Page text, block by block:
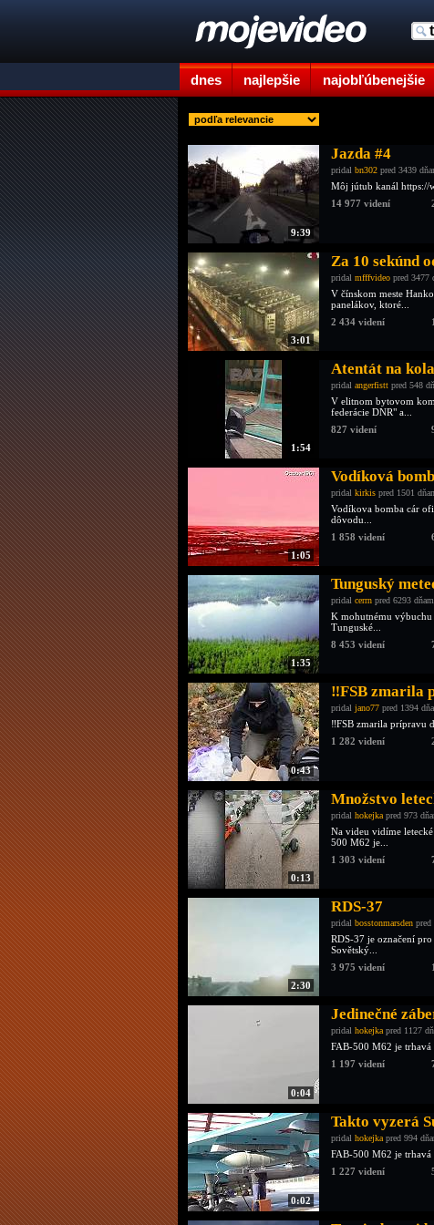
dnes najlepšie najobľúbenejšie
9:39
Jazda #4
pridal bn302 pred 3439
Môj jútub kanál https://
14 977 videní
3:01
Za 10 sekúnd
pridal mfffvideo pred 3477
V čínskom meste
panelákov, ktoré...
2 434 videní
1:54
Atentát na
pridal angerfistt pred 548
V elitnom bytovom
federácie DNR" a...
827 videní
1:05
Vodíková
pridal kirkis pred 1501
Vodíkova bomba cár
dôvodu...
1 858 videní
1:35
Tunguský
pridal cerrn pred 6293
K mohutnému
Tunguské...
8 453 videní
0:43
‼️FSB zmarila
pridal jano77 pred 1394
‼️FSB zmarila prípravu
1 282 videní
0:13
Množstvo
pridal hokejka pred 973
Na videu vidíme
500 M62 je...
1 303 videní
2:30
RDS-37
pridal bosstonmarsden pred
RDS-37 je označení
Sovětský...
3 975 videní
0:04
Jedinečné
pridal hokejka pred 1127
FAB-500 M62 je trhavá
1 197 videní
0:02
Takto vyzerá
pridal hokejka pred 994
FAB-500 M62 je trhavá
1 227 videní